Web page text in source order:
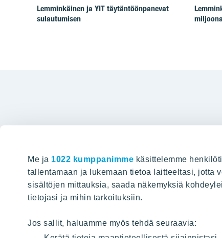
Me ja 1022 kumppanimme käsittelemme
tallentamaan ja lukemaan tietoa laitteeltasi, jotta
sisältöjen mittauksia, saada näkemyksiä
tietojasi ja mihin tarkoituksiin.
Jos sallit, haluamme myös tehdä seuraavia:
Lemminkäinen ja YIT täytäntöönpanevat
sulautumisen
Hyvin rakennettu huominen
HAKU
Tietoa
Töihin
Projektit